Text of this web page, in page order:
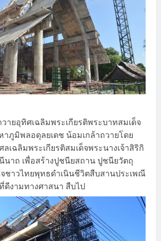
ยอุทิศเฉลิมพระเกียรติพระบาทสมเด็จ
ภูมิพลอดุลยเดช น้อมเกล้าถวายโดย
ลเฉลิมพระเกียรติสมเด็จพระนางเจ้าสิริกิ
นาถ เพื่อสร้างปูชนียสถานปูชนียวัตถุ
ชาวไทยพุทธดำเนินชีวิตสืบสานประเพณี
งามทางศาสนา สืบไป